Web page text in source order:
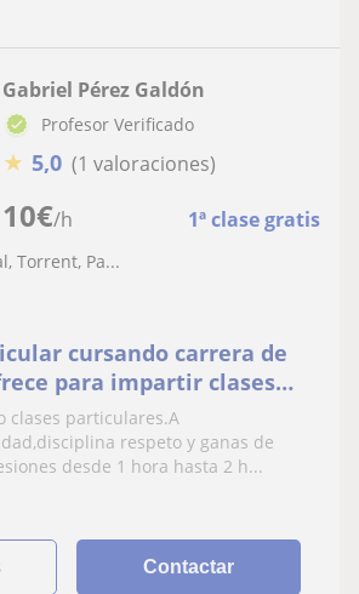
10€/h 1ª clase gratis
Gabriel Pérez Galdón
Profesor Verificado
★ 5,0 (1 valoraciones)
Torrent, Pa...
cursando carrera de
para impartir clases
Mates,Física,Química
asignaturas
Ciencias.Posibilidad de
clases particulares.A
respeto y ganas de
desde 1 hora hasta 2 h...
Contactar